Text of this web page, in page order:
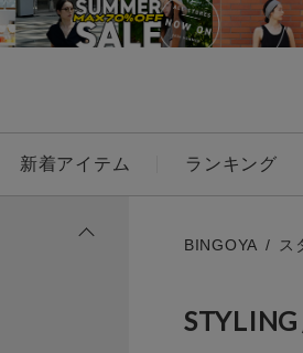
新着アイテム ランキング
キーワード
BINGOYA ス
STYLING